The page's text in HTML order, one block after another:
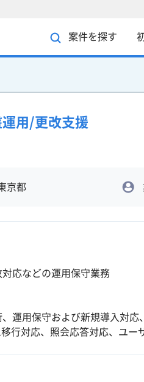
案件を探す
運用/更改支援
京都
対応などの運用保守業務
運用保守および新規導入対
行対応、照会応答対応、ユー